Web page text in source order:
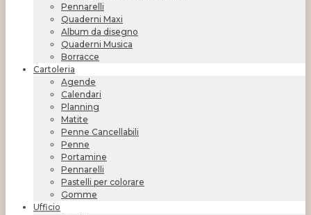
Pennarelli
Quaderni Maxi
Album da disegno
Quaderni Musica
Borracce
Cartoleria
Agende
Calendari
Planning
Matite
Penne Cancellabili
Penne
Portamine
Pennarelli
Pastelli per colorare
Gomme
Ufficio